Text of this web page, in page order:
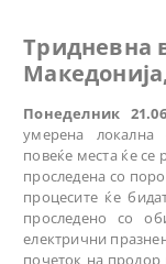
Тридневна
Понеделник
умерена локална
повеќе места ќе се
проследена со
процесите ќе
проследено со
електрични
почеток на